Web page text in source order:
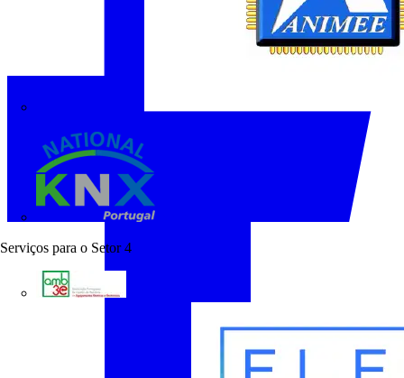
Serviços para o Setor 4